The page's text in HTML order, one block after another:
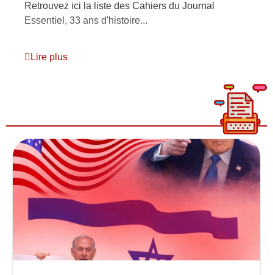
Retrouvez ici la liste des Cahiers du Journal
Essentiel, 33 ans d'histoire...
Lire plus